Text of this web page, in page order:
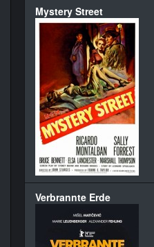
Mystery Street
Verbrannte Erde